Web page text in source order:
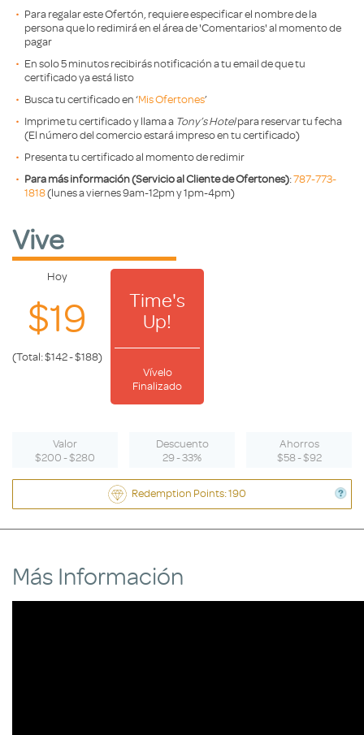
Para regalar este Ofertón, requiere especificar el nombre de la
persona que lo redimirá en el área de 'Comentarios' al momento de
pagar
En solo 5 minutos recibirás notificación a tu email de que tu
certificado ya está listo
Busca tu certificado en ‘Mis Ofertones’
Imprime tu certificado y llama a Tony’s Hotelpara reservar tu fecha
(El número del comercio estará impreso en tu certificado)
Presenta tu certificado al momento de redimir
Para más información (Servicio al Cliente de Ofertones):787-773-
1818(lunes a viernes 9am-12pm y 1pm-4pm)
Vive
Hoy
$19
(Total: $142 - $188)
Time's
Up!
Vívelo
Finalizado
Valor
$200 - $280
Descuento
29 - 33%
Ahorros
$58 - $92
Redemption Points: 190
Más Información